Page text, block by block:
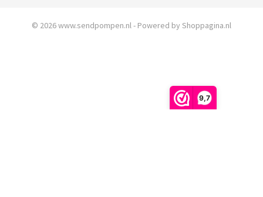
9,7
© 2026 www.sendpompen.nl - Powered by Shoppagina.nl